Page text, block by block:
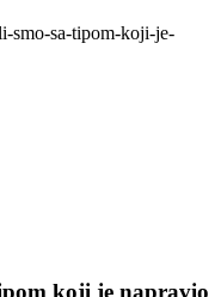
smo-sa-tipom-koji-je-
koji je napravio